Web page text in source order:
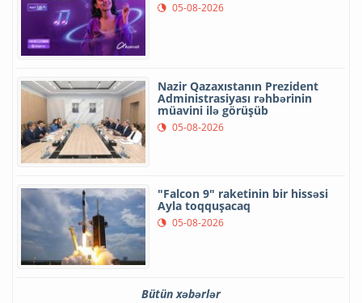
05-08-2026
Nazir Qazaxıstanın Prezident
Administrasiyası rəhbərinin
müavini ilə görüşüb
05-08-2026
"Falcon 9" raketinin bir hissəsi
Ayla toqquşacaq
05-08-2026
Bütün xəbərlər